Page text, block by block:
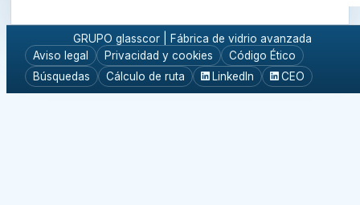
GRUPO glasscor | Fábrica de vidrio avanzada
Aviso legal
Privacidad y cookies
Código Ético
Búsquedas
Cálculo de ruta LinkedIn CEO